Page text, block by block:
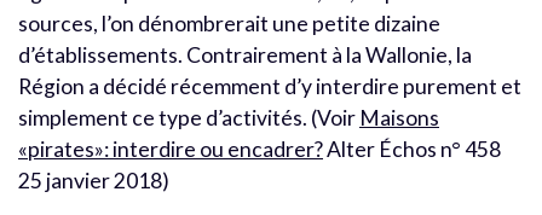
sources, l’on dénombrerait une petite dizaine
d’établissements. Contrairement à la Wallonie, la
Région a décidé récemment d’y interdire purement et
simplement ce type d’activités. (Voir Maisons
«pirates»: interdire ou encadrer?Alter Échos n° 458
25 janvier 2018)